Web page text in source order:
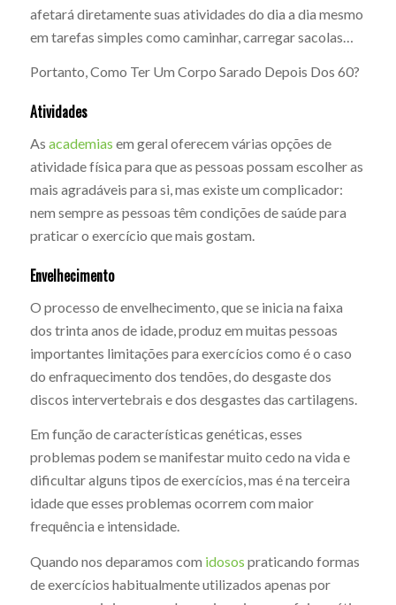
afetará diretamente suas atividades do dia a dia mesmo
em tarefas simples como caminhar, carregar sacolas…
Portanto, Como Ter Um Corpo Sarado Depois Dos 60?
Atividades
As academias em geral oferecem várias opções de
atividade física para que as pessoas possam escolher as
mais agradáveis para si, mas existe um complicador:
nem sempre as pessoas têm condições de saúde para
praticar o exercício que mais gostam.
Envelhecimento
O processo de envelhecimento, que se inicia na faixa
dos trinta anos de idade, produz em muitas pessoas
importantes limitações para exercícios como é o caso
do enfraquecimento dos tendões, do desgaste dos
discos intervertebrais e dos desgastes das cartilagens.
Em função de características genéticas, esses
problemas podem se manifestar muito cedo na vida e
dificultar alguns tipos de exercícios, mas é na terceira
idade que esses problemas ocorrem com maior
frequência e intensidade.
Quando nos deparamos com idosos praticando formas
de exercícios habitualmente utilizados apenas por